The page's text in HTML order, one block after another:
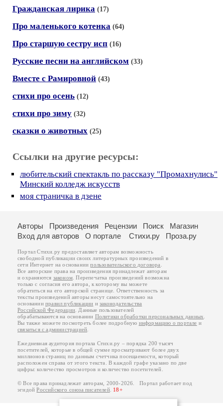
Гражданская лирика (17)
Про маленького котенка (64)
Про старшую сестру исп (16)
Русские песни на английском (33)
Вместе с Рамировной (43)
стихи про осень (12)
стихи про зиму (32)
сказки о животных (25)
Ссылки на другие ресурсы:
любительский спектакль по рассказу "Промахнулись"
Минский колледж искусств
моя страничка в дзене
Авторы Произведения Рецензии Поиск
Магазин
Вход для авторов
О портале Стихи.ру Проза.ру
Портал Стихи.ру предоставляет авторам возможность
свободной публикации своих литературных произведений в
сети Интернет на основаниипользовательского договора
Все авторские права на произведения принадлежат авторам
и охраняются законом . Перепечатка произведений возможна
только с согласия его автора, к которому вы можете
обратиться на его авторской странице. Ответственность за
тексты произведений авторы несут самостоятельно на
основанииправил публикации изаконодательства
Российской Федерации . Данные пользователей
обрабатываются на основании Политики обработки персональных данных
Вы также можете посмотреть более подробную информацию о портале и
связаться с администрацией
Ежедневная аудитория портала Стихи.ру – порядка 200 тысяч
посетителей, которые в общей сумме просматривают более двух
миллионов страниц по данным счетчика посещаемости, который
расположен справа от этого текста. В каждой графе указано по две
цифры: количество просмотров и количество посетителей.
© Все права принадлежат авторам, 2000-2026. Портал работает под
эгидойРоссийского союза писателей. 18+